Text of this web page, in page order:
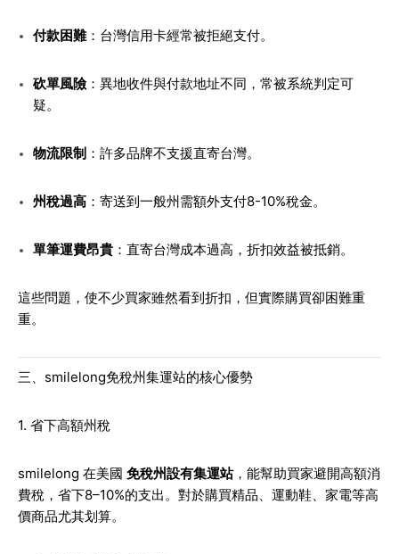
付款困難：台灣信用卡經常被拒絕支付。
砍單風險：異地收件與付款地址不同，常被系統判定可
疑。
物流限制：許多品牌不支援直寄台灣。
州稅過高：寄送到一般州需額外支付8-10%稅金。
單筆運費昂貴：直寄台灣成本過高，折扣效益被抵銷。
這些問題，使不少買家雖然看到折扣，但實際購買卻困難重
重。
三、smilelong免稅州集運站的核心優勢
1. 省下高額州稅
smilelong 在美國 免稅州設有集運站，能幫助買家避開高額消
費稅，省下8–10%的支出。對於購買精品、運動鞋、家電等高
價商品尤其划算。